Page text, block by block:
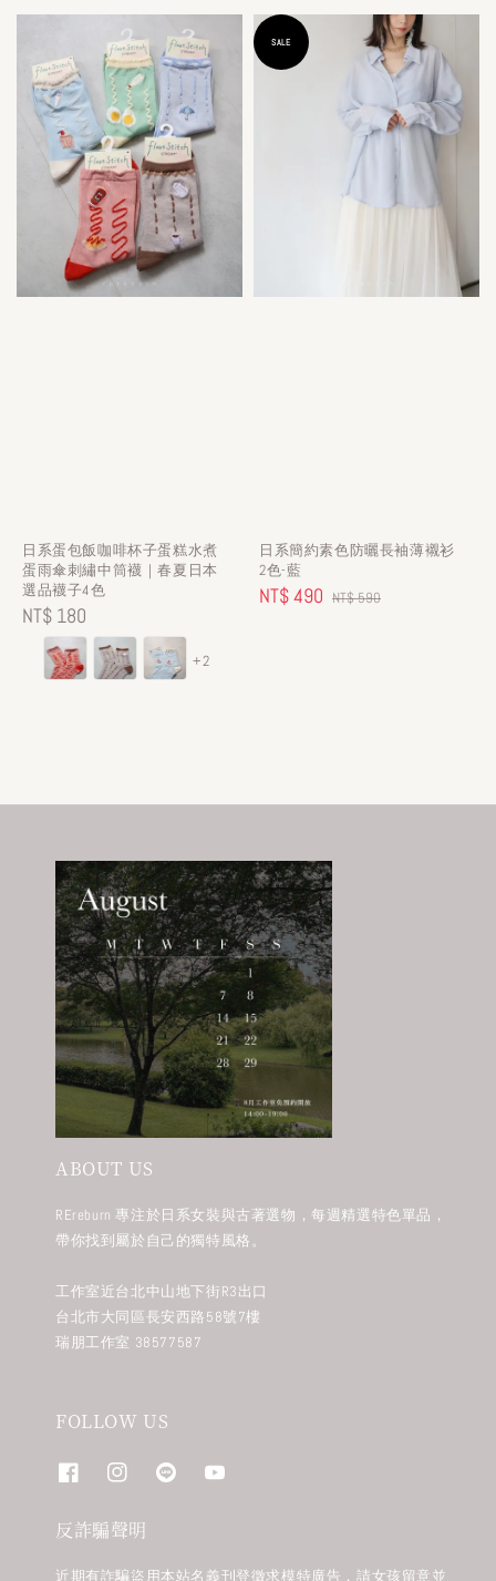
日系蛋包飯咖啡杯子蛋糕水煮
蛋雨傘刺繡中筒襪｜春夏日本
選品襪子4色
Regular
price
NT$ 180
+2
SALE
日系簡約素色防曬長袖薄襯衫
2色-藍
Sale
NT$ 490 Regular
NT$ 590
ABOUT US
REreburn 專注於日系女裝與古著選物，每週精選特色單品，
帶你找到屬於自己的獨特風格。
工作室近台北中山地下街R3出口
台北市大同區長安西路58號7樓
瑞朋工作室 38577587
FOLLOW US
反詐騙聲明
近期有詐騙盜用本站名義刊登徵求模特廣告，請女孩留意並